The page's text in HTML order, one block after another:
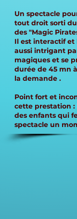
Un spectacle
tout droit sorti
des "Magic
Il est interactif et
aussi intrigant
magiques et se
durée de 45 mn
la demande .
Point fort et
cette prestation
des enfants qui
spectacle un